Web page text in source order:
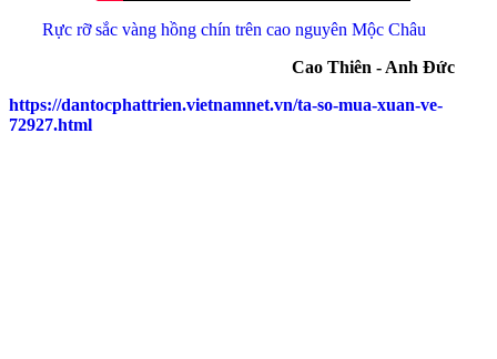
Rực rỡ sắc vàng hồng chín trên cao nguyên Mộc Châu
Cao Thiên - Anh Đức
https://dantocphattrien.vietnamnet.vn/ta-so-mua-xuan-ve-
72927.html